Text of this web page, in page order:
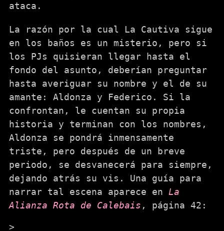
ataca.
La razón por la cual La Cautiva sigue
en los baños es un misterio, pero si
los PJs quisieran llegar hasta el
fondo del asunto, deberían preguntar
hasta averiguar su nombre y el de su
amante: Aldonza y Federico. Si la
confrontan, le cuentan su propia
historia y terminan con los nombres,
Aldonza se pondrá inmensamente
triste, pero después de un breve
periodo, se desvanecerá para siempre,
dejando atrás su vis. Una guía para
narrar tal escena aparece en La
Alianza Rota de Calebais , página 42: